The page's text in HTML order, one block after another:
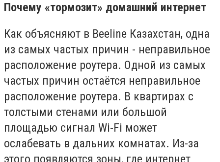
Почему «тормозит» домашний интернет
Как объясняют в Beeline Казахстан, одна
из самых частых причин - неправильное
расположение роутера. Одной из самых
частых причин остаётся неправильное
расположение роутера. В квартирах с
толстыми стенами или большой
площадью сигнал Wi-Fi может
ослабевать в дальних комнатах. Из-за
этого появляются зоны, где интернет